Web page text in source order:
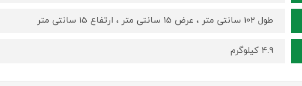
طول 102 سانتی متر ، عرض 15 سانتی متر ، ارتفاع 15 سانتی متر
4.9 کیلوگرم